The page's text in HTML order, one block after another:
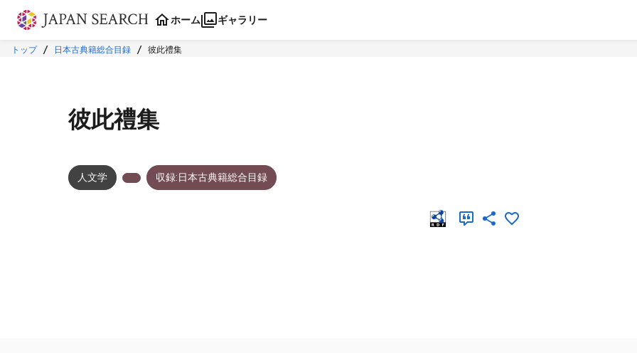
本文に飛ぶ
ホーム ギャラリー
トップ 日本古典籍総合目録 彼此禮集
彼此禮集
人文学 収録:日本古典籍総合目録